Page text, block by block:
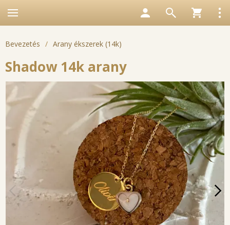
Bevezetés / Arany ékszerek (14k)
Shadow 14k arany